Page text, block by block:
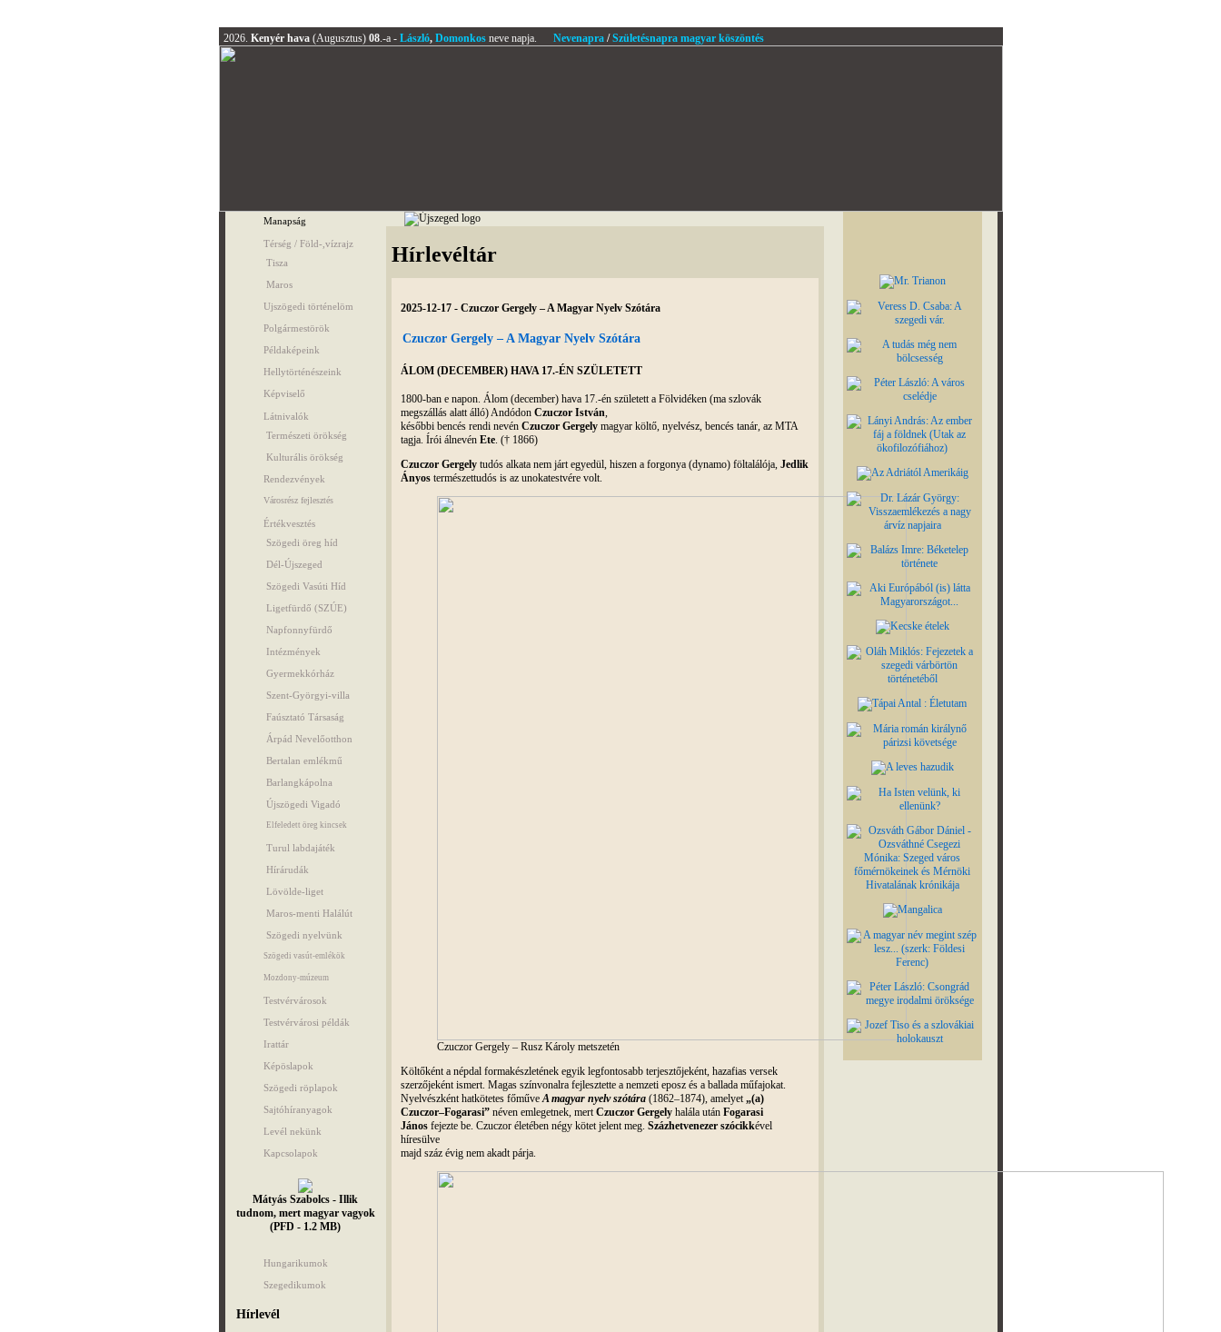
2026. Kenyér hava (Augusztus) 08.-a - László, Domonkosneve napja. Nevenapra/Születésnapra magyar köszöntés
Manapság
Térség / Föld-,vízrajz
Tisza
Maros
Ujszögedi történelöm
Polgármestörök
Példaképeink
Hellytörténészeink
Képviselő
Látnivalók
Természeti örökség
Kulturális örökség
Rendezvények
Városrész fejlesztés
Értékvesztés
Szögedi öreg híd
Dél-Újszeged
Szögedi Vasúti Híd
Ligetfürdő (SZÚE)
Napfonnyfürdő
Intézmények
Gyermekkórház
Szent-Györgyi-villa
Faúsztató Társaság
Árpád Nevelőotthon
Bertalan emlékmű
Barlangkápolna
Újszögedi Vigadó
Elfeledett öreg kincsek
Turul labdajáték
Hírárudák
Lövölde-liget
Maros-menti Halálút
Szögedi nyelvünk
Szögedi vasút-emlékök
Mozdony-múzeum
Testvérvárosok
Testvérvárosi példák
Irattár
Képöslapok
Szögedi röplapok
Sajtóhíranyagok
Levél nekünk
Kapcsolapok
Mátyás Szabolcs - Illik
tudnom, mert magyar vagyok
(PFD - 1.2 MB)
Hungarikumok
Szegedikumok
Hírlevél
Hírlevéltár
2025-12-17 - Czuczor Gergely – A Magyar Nyelv Szótára
Czuczor Gergely – A Magyar Nyelv Szótára
ÁLOM (DECEMBER) HAVA 17.-ÉN SZÜLETETT
1800-ban e napon. Álom (december) hava 17.-én született a Fölvidéken (ma szlovák
megszállás alatt álló) Andódon Czuczor István,
későbbi bencés rendi nevén Czuczor Gergelymagyar költő, nyelvész, bencés tanár, az MTA
tagja. Írói álnevén Ete. († 1866)
Czuczor Gergelytudós alkata nem járt egyedül, hiszen a forgonya (dynamo) föltalálója, Jedlik
Ányostermészettudós is az unokatestvére volt.
Czuczor Gergely – Rusz Károly metszetén
Költőként a népdal formakészletének egyik legfontosabb terjesztőjeként, hazafias versek
szerzőjeként ismert. Magas színvonalra fejlesztette a nemzeti eposz és a ballada műfajokat.
Nyelvészként hatkötetes főműveA magyar nyelv szótára(1862–1874), amelyet„(a)
Czuczor–Fogarasi”néven emlegetnek, mertCzuczor Gergelyhalála után Fogarasi
Jánosfejezte be. Czuczor életében négy kötet jelent meg. Százhetvenezer szócikkével
híresülve
majd száz évig nem akadt párja.